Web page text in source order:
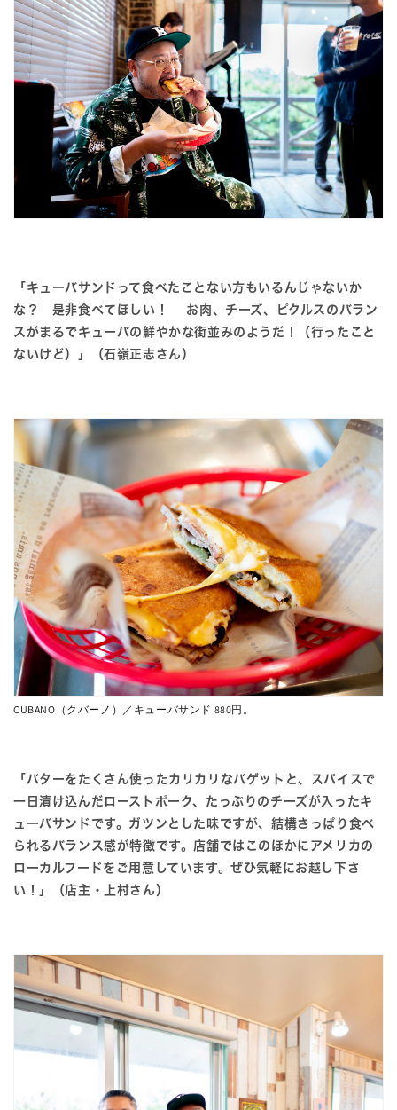
「キューバサンドって食べたことない方もいるんじゃないか
な？ 是非食べてほしい！ お肉、チーズ、ピクルスのバラン
スがまるでキューバの鮮やかな街並みのようだ！（行ったこと
ないけど）」（石嶺正志さん）
CUBANO（クバーノ）／キューバサンド 880円。
「バターをたくさん使ったカリカリなバゲットと、スパイスで
一日漬け込んだローストポーク、たっぷりのチーズが入ったキ
ューバサンドです。ガツンとした味ですが、結構さっぱり食べ
られるバランス感が特徴です。店舗ではこのほかにアメリカの
ローカルフードをご用意しています。ぜひ気軽にお越し下さ
い！」（店主・上村さん）